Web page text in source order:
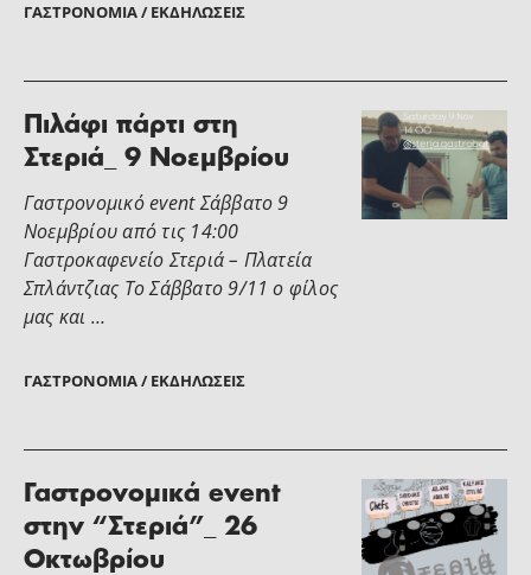
ΓΑΣΤΡΟΝΟΜΊΑ / ΕΚΔΗΛΏΣΕΙΣ
ΓΑΣΤΡΟΝΟΜΊΑ / ΕΚΔΗΛΏΣΕΙΣ
Πιλάφι πάρτι στη
Στεριά_ 9 Νοεμβρίου
Γαστρονομικό event Σάββατο 9
Νοεμβρίου από τις 14:00
Γαστροκαφενείο Στεριά – Πλατεία
Σπλάντζιας Το Σάββατο 9/11 ο φίλος
μας και …
Γαστρονομικά event
στην “Στεριά”_ 26
Οκτωβρίου